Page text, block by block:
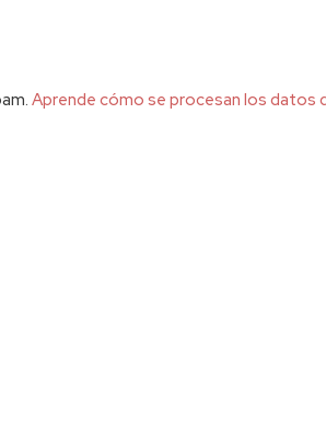
Aprende cómo se procesan los datos